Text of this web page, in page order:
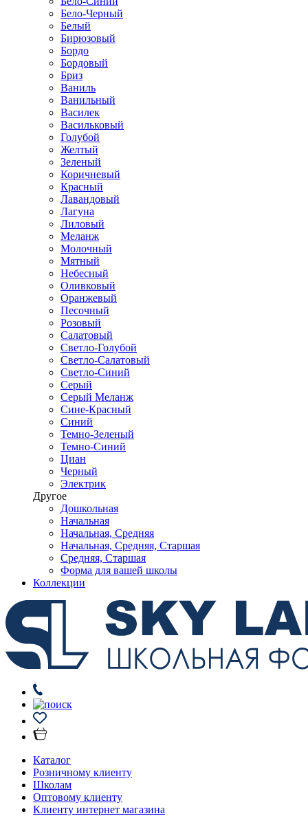
Бело-Черный
Белый
Бирюзовый
Бордо
Бордовый
Бриз
Ваниль
Ванильный
Василек
Васильковый
Голубой
Желтый
Зеленый
Коричневый
Красный
Лавандовый
Лагуна
Лиловый
Меланж
Молочный
Мятный
Небесный
Оливковый
Оранжевый
Песочный
Розовый
Салатовый
Светло-Голубой
Светло-Салатовый
Светло-Синий
Серый
Серый Меланж
Сине-Красный
Синий
Темно-Зеленый
Темно-Синий
Циан
Черный
Электрик
Другое
Дошкольная
Начальная
Начальная, Средняя
Начальная, Средняя, Старшая
Средняя, Старшая
Форма для вашей школы
Коллекции
Каталог
Розничному клиенту
Школам
Оптовому клиенту
Клиенту интернет магазина